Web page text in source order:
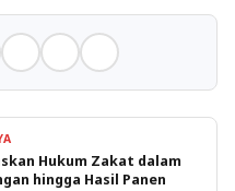
Hukum Zakat dalam
hingga Hasil Panen